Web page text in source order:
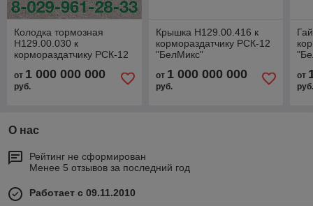
Колодка тормозная
Н129.00.030 к
кормораздатчику РСК-12
от 1 000 000 000
руб.
Крышка Н129.00.416 к
кормораздатчику РСК-12
"БелМикс"
от 1 000 000 000
руб.
от
О нас
Рейтинг не сформирован
Менее 5 отзывов за последний год
Работает с 09.11.2010